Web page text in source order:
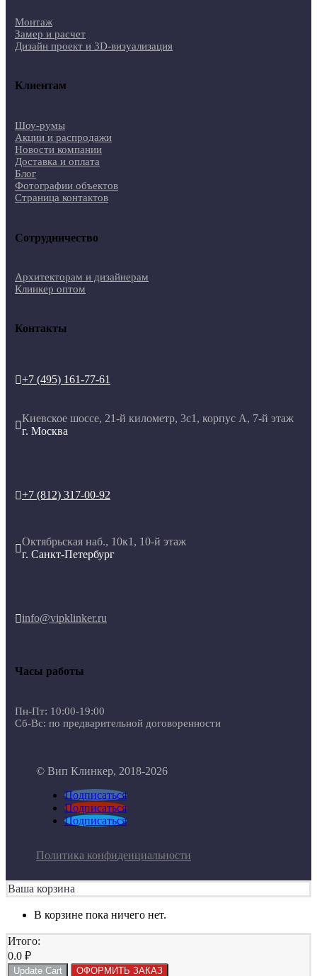
Монтаж
Замер и расчет
Дизайн проект и 3D-визуализация
Клиентам
Шоу-румы
Акции и распродажи
Новости компании
Доставка и оплата
Блог
Фотографии объектов
Страница контактов
Сотрудничество
Архитекторам и дизайнерам
Клинкер оптом
Контакты
+7 (495) 161-77-61

Киевское шоссе, 21-й километр, 3с1, корпус А, 7-й этаж
г. Москва
+7 (812) 317-00-92

Октябрьская наб., 10к1, 10-й этаж
г. Санкт-Петербург
info@vipklinker.ru
Часы работы
Пн-Пт: 10:00-19:00
Сб-Вс: по предварительной договоренности
© Вип Клинкер, 2018-2026
Подписаться
Подписаться
Подписаться
Политика конфиденциальности
Ваша корзина
В корзине пока ничего нет.
Итого:
0.0 ₽
Update Cart ОФОРМИТЬ ЗАКАЗ